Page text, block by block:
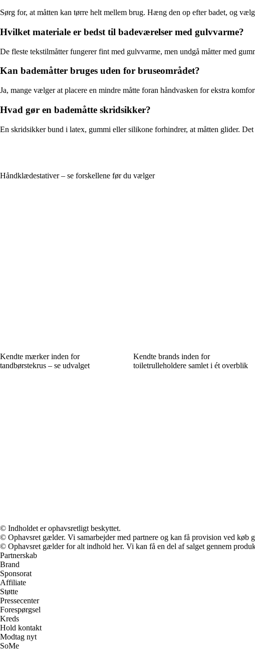
Sørg for, at måtten kan tørre helt mellem brug. Hæng den op efter badet, og
Hvilket materiale er bedst til badeværelser med gulvvarme?
De fleste tekstilmåtter fungerer fint med gulvvarme, men undgå måtter med
Kan bademåtter bruges uden for bruseområdet?
Ja, mange vælger at placere en mindre måtte foran håndvasken for ekstra
Hvad gør en bademåtte skridsikker?
En skridsikker bund i latex, gummi eller silikone forhindrer, at måtten glider.
Håndklædestativer – se forskellene før du vælger
Kendte mærker inden for
tandbørstekrus – se udvalget
Kendte brands inden for
toiletrulleholdere samlet i ét overblik
© Indholdet er ophavsretligt beskyttet.
© Ophavsret gælder. Vi samarbejder med partnere og kan få provision ved køb
© Ophavsret gælder for alt indhold her. Vi kan få en del af salget gennem
Partnerskab
Brand
Sponsorat
Affiliate
Støtte
Pressecenter
Forespørgsel
Kreds
Hold kontakt
Modtag nyt
SoMe